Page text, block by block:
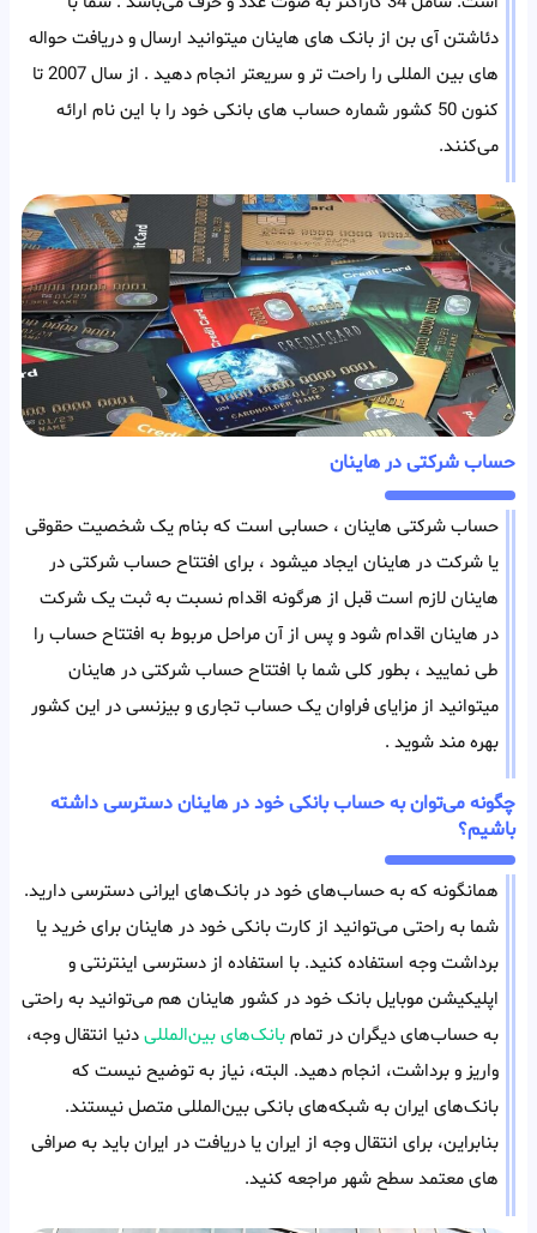
دئاشتن آی بن از بانک های هاینان میتوانید ارسال و دریافت حواله
های بین المللی را راحت تر و سریعتر انجام دهید . از سال 2007 تا
کنون 50 کشور شماره حساب های بانکی خود را با این نام ارائه
می‌کنند.
حساب شرکتی در هاینان
حساب شرکتی هاینان ، حسابی است که بنام یک شخصیت حقوقی
یا شرکت در هاینان ایجاد میشود ، برای افتتاح حساب شرکتی در
هاینان لازم است قبل از هرگونه اقدام نسبت به ثبت یک شرکت
در هاینان اقدام شود و پس از آن مراحل مربوط به افتتاح حساب را
طی نمایید ، بطور کلی شما با افتتاح حساب شرکتی در هاینان
میتوانید از مزایای فراوان یک حساب تجاری و بیزنسی در این کشور
بهره مند شوید .
چگونه می‌توان به حساب بانکی خود در هاینان دسترسی داشته
باشیم؟
همانگونه که به حساب‌های خود در بانک‌های ایرانی دسترسی دارید.
شما به راحتی می‌توانید از کارت بانکی خود در هاینان برای خرید یا
برداشت وجه استفاده کنید. با استفاده از دسترسی اینترنتی و
اپلیکیشن موبایل بانک خود در کشور هاینان هم می‌توانید به راحتی
به حساب‌های دیگران در تمامبانک‌های بین‌المللیدنیا انتقال وجه،
واریز و برداشت، انجام دهید. البته، نیاز به توضیح نیست که
بانک‌های ایران به شبکه‌های بانکی بین‌المللی متصل نیستند.
بنابراین، برای انتقال وجه از ایران یا دریافت در ایران باید به صرافی
های معتمد سطح شهر مراجعه کنید.